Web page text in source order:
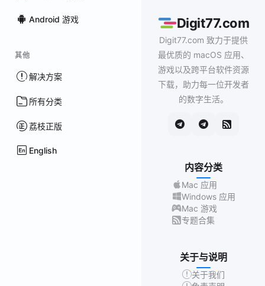
Android 游戏
其他
解决方案
所有分类
荔枝正版
English
Digit77.com
Digit77.com 致力于提供
最优质的 macOS 应用、
游戏以及跨平台软件资源
下载，助力每一位开发者
的数字生活。
内容分类
Mac 应用
Windows 应用
Mac 游戏
专题合集
关于与说明
关于我们